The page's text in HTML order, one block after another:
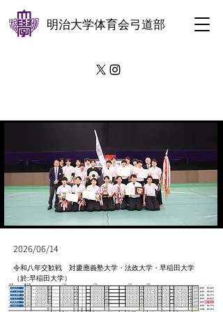
明治大学体育会弓道部
2026/06/14
令和八年交歓戦 対慶應義塾大学・法政大学・早稲田大学
（於:早稲田大学）